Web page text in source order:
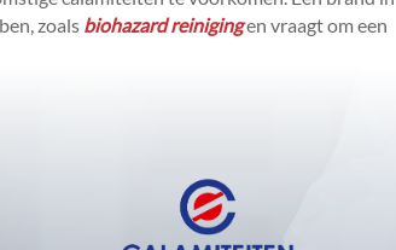
zoals biohazard reinigingen vraagt om een